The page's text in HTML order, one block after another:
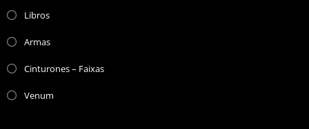
Libros
Armas
Cinturones – Faixas
Venum